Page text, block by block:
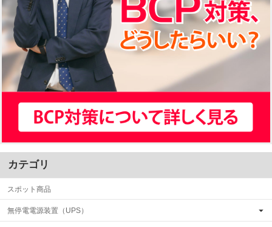
カテゴリ
スポット商品
無停電電源装置（UPS）